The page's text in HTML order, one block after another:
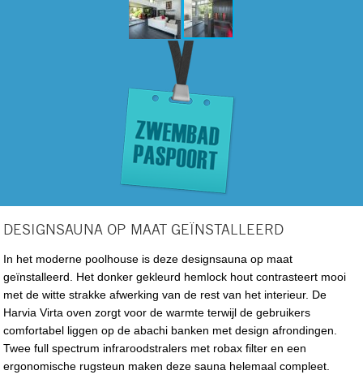
DESIGNSAUNA OP MAAT GEÏNSTALLEERD
In het moderne poolhouse is deze designsauna op maat
geïnstalleerd. Het donker gekleurd hemlock hout contrasteert mooi
met de witte strakke afwerking van de rest van het interieur. De
Harvia Virta oven zorgt voor de warmte terwijl de gebruikers
comfortabel liggen op de abachi banken met design afrondingen.
Twee full spectrum infraroodstralers met robax filter en een
ergonomische rugsteun maken deze sauna helemaal compleet.